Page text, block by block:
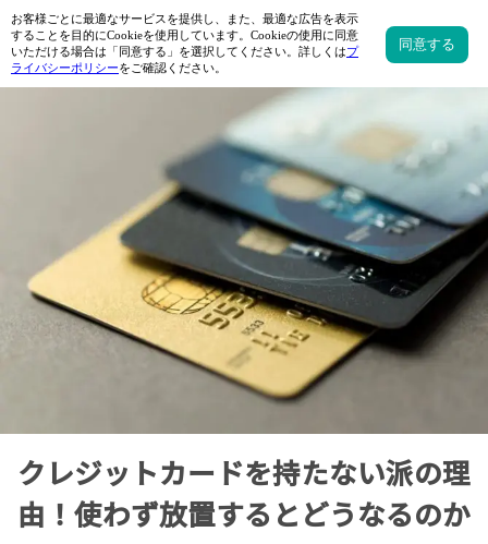
クレジットカードを持たない派の理
由！使わず放置するとどうなるのか